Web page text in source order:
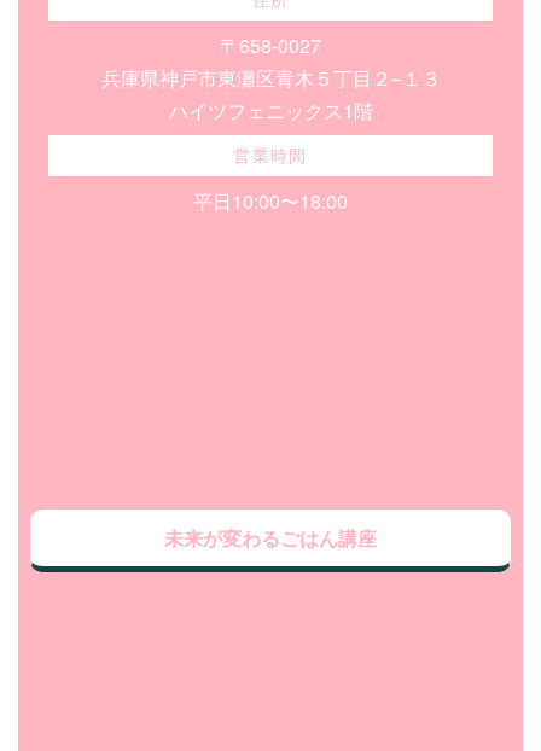
〒658-0027
兵庫県神戸市東灘区青木５丁目２−１３
ハイツフェニックス1階
営業時間
平日10:00〜18:00
未来が変わるごはん講座